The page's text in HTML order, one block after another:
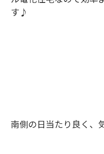
す♪
南側の日当たり良く、